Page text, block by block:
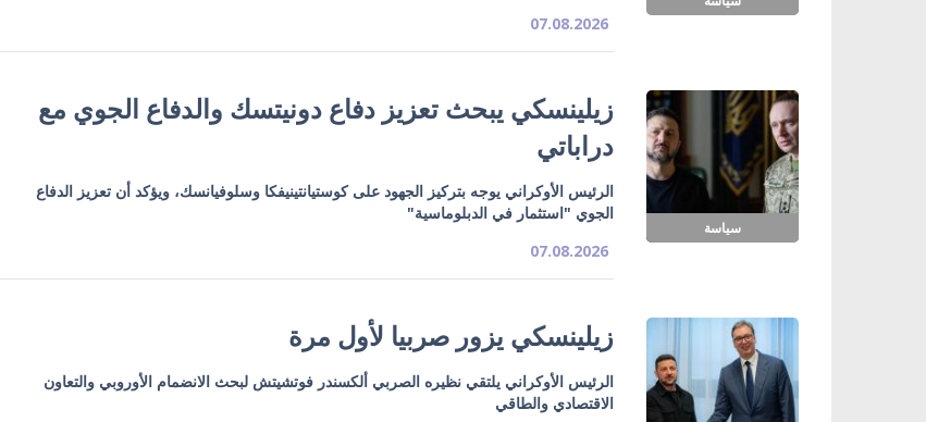
07.08.2026
سياسة
زيلينسكي يبحث تعزيز دفاع دونيتسك والدفاع الجوي مع
دراباتي
الرئيس الأوكراني يوجه بتركيز الجهود على كوستيانتينيفكا وسلوفيانسك، ويؤكد أن تعزيز الدفاع
الجوي "استثمار في الدبلوماسية"
07.08.2026
زيلينسكي يزور صربيا لأول مرة
الرئيس الأوكراني يلتقي نظيره الصربي ألكسندر فوتشيتش لبحث الانضمام الأوروبي والتعاون
الاقتصادي والطاقي